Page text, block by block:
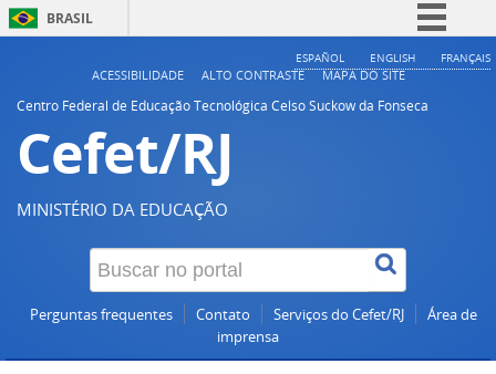
BRASIL
Simplifique!
ESPAÑOL ENGLISH FRANÇAIS
ACESSIBILIDADE ALTO CONTRASTE
MAPA DO SITE
Centro Federal de Educação Tecnológica Celso Suckow da Fonseca
Cefet/RJ
MINISTÉRIO DA EDUCAÇÃO
Perguntas frequentes Contato Serviços do Cefet/RJ
Área de
imprensa